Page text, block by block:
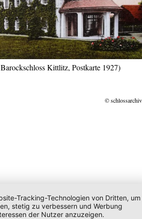
Kittlitz, Postkarte 1927)
©
Tracking-Technologien von Dritten, um
stetig zu verbessern und Werbung
der Nutzer anzuzeigen.